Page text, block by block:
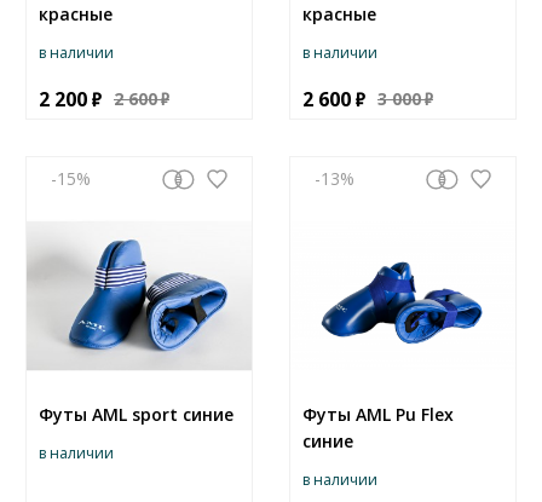
красные
в наличии
2 200 2 600
красные
в наличии
2 600 3 000
-15
Футы AML sport синие
в наличии
-13
Футы AML Pu Flex
синие
в наличии